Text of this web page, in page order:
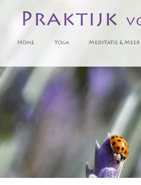
Praktijk
Home Yoga Meditatie & Meer